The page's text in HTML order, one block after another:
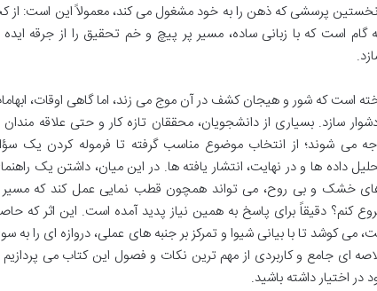
پرسشی که ذهن را به خود مشغول می کند، معمولاً این است: از
گام است که با زبانی ساده، مسیر پر پیچ و خم تحقیق را از جرقه ایده
است که شور و هیجان کشف در آن موج می زند، اما گاهی اوقات،
سازد. بسیاری از دانشجویان، محققان تازه کار و حتی علاقه مندان
می شوند؛ از انتخاب موضوع مناسب گرفته تا فرموله کردن یک
داده ها و در نهایت، انتشار یافته ها. در این میان، داشتن یک
های خشک و بی روح، می تواند همچون قطب نمایی عمل کند که مسیر
کنم؟ دقیقاً برای پاسخ به همین نیاز پدید آمده است. این اثر که
کوشد تا با بیانی شیوا و تمرکز بر جنبه های عملی، دروازه ای را به
ای جامع و کاربردی از مهم ترین نکات و فصول این کتاب می پردازیم
اختیار داشته باشید.